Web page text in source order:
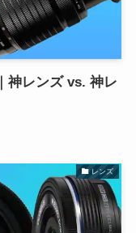
神レンズ vs. 神レ
レンズ